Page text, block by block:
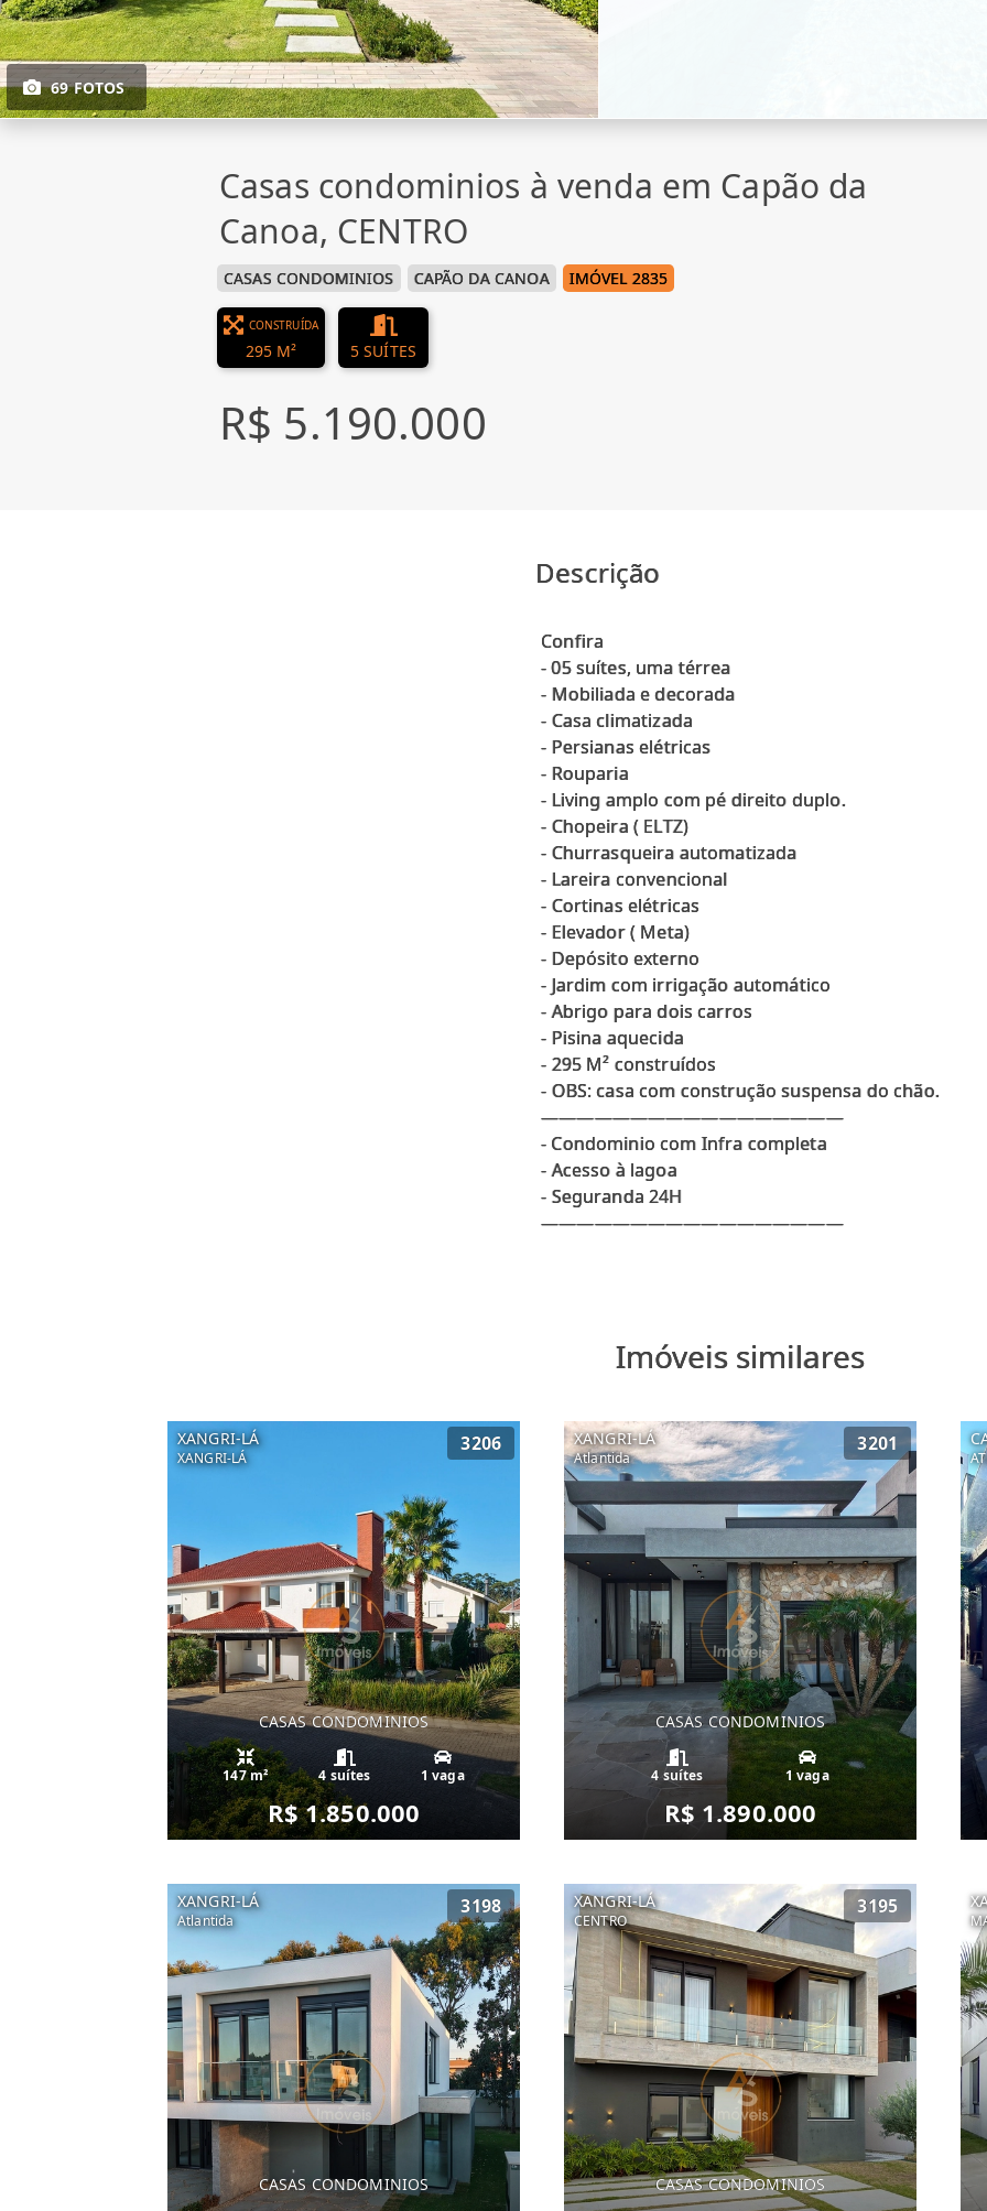
69 FOTOS
Casas condominios à venda em Capão da
Canoa, CENTRO
CASAS CONDOMINIOS CAPÃO DA CANOA IMÓVEL 2835
CONSTRUÍDA
295 M² 5 SUÍTES
R$ 5.190.000
Descrição
Confira
- 05 suítes, uma térrea
- ⁠Mobiliada e decorada
- ⁠Casa climatizada
- ⁠Persianas elétricas
- ⁠Rouparia
- ⁠Living amplo com pé direito duplo.
- ⁠Chopeira ( ELTZ)
- ⁠Churrasqueira automatizada
- ⁠Lareira convencional
- ⁠Cortinas elétricas
- ⁠Elevador ( Meta)
- ⁠Depósito externo
- ⁠Jardim com irrigação automático
- ⁠Abrigo para dois carros
- ⁠Pisina aquecida
- ⁠295 M² construídos
- ⁠OBS: casa com construção suspensa do chão.
—————————————————
- Condominio com Infra completa
- ⁠Acesso à lagoa
- ⁠Seguranda 24H
—————————————————
Imóveis similares
XANGRI-LÁ
XANGRI-LÁ
3206
CASAS CONDOMINIOS
147 m² 4 suítes 1 vaga
R$ 1.850.000
XANGRI-LÁ
Atlantida
3201
CASAS CONDOMINIOS
4 suítes 1 vaga
R$ 1.890.000
XANGRI-LÁ
Atlantida
3198
CASAS CONDOMINIOS
XANGRI-LÁ
CENTRO
3195
CASAS CONDOMINIOS